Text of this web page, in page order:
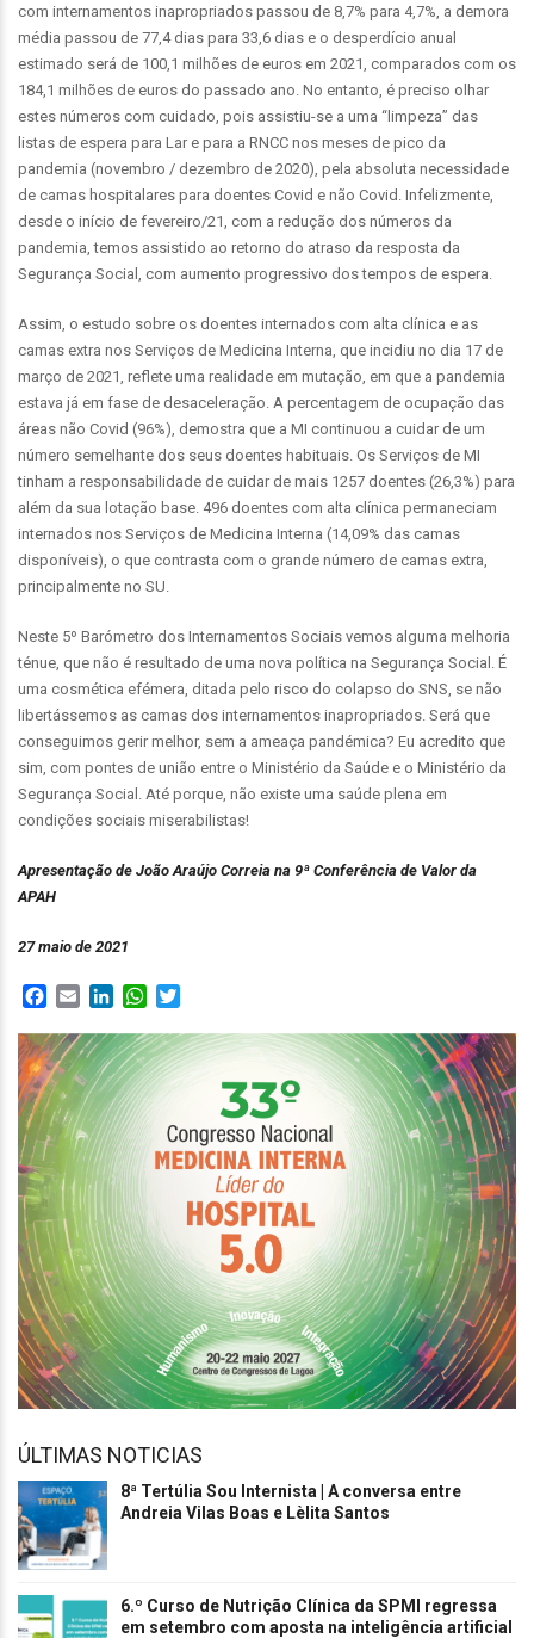
com internamentos inapropriados passou de 8,7% para 4,7%, a demora
média passou de 77,4 dias para 33,6 dias e o desperdício anual
estimado será de 100,1 milhões de euros em 2021, comparados com os
184,1 milhões de euros do passado ano. No entanto, é preciso olhar
estes números com cuidado, pois assistiu-se a uma “limpeza” das
listas de espera para Lar e para a RNCC nos meses de pico da
pandemia (novembro / dezembro de 2020), pela absoluta necessidade
de camas hospitalares para doentes Covid e não Covid. Infelizmente,
desde o início de fevereiro/21, com a redução dos números da
pandemia, temos assistido ao retorno do atraso da resposta da
Segurança Social, com aumento progressivo dos tempos de espera.
Assim, o estudo sobre os doentes internados com alta clínica e as
camas extra nos Serviços de Medicina Interna, que incidiu no dia 17 de
março de 2021, reflete uma realidade em mutação, em que a pandemia
estava já em fase de desaceleração. A percentagem de ocupação das
áreas não Covid (96%), demostra que a MI continuou a cuidar de um
número semelhante dos seus doentes habituais. Os Serviços de MI
tinham a responsabilidade de cuidar de mais 1257 doentes (26,3%) para
além da sua lotação base. 496 doentes com alta clínica permaneciam
internados nos Serviços de Medicina Interna (14,09% das camas
disponíveis), o que contrasta com o grande número de camas extra,
principalmente no SU.
Neste 5º Barómetro dos Internamentos Sociais vemos alguma melhoria
ténue, que não é resultado de uma nova política na Segurança Social. É
uma cosmética efémera, ditada pelo risco do colapso do SNS, se não
libertássemos as camas dos internamentos inapropriados. Será que
conseguimos gerir melhor, sem a ameaça pandémica? Eu acredito que
sim, com pontes de união entre o Ministério da Saúde e o Ministério da
Segurança Social. Até porque, não existe uma saúde plena em
condições sociais miserabilistas!
Apresentação de João Araújo Correia na 9ª Conferência de Valor da
APAH
27 maio de 2021
Facebook
Email LinkedInWhatsApp
ÚLTIMAS NOTICIAS
8ª Tertúlia Sou Internista | A conversa entre
Andreia Vilas Boas e Lèlita Santos
6.º Curso de Nutrição Clínica da SPMI regressa
em setembro com aposta na inteligência artificial